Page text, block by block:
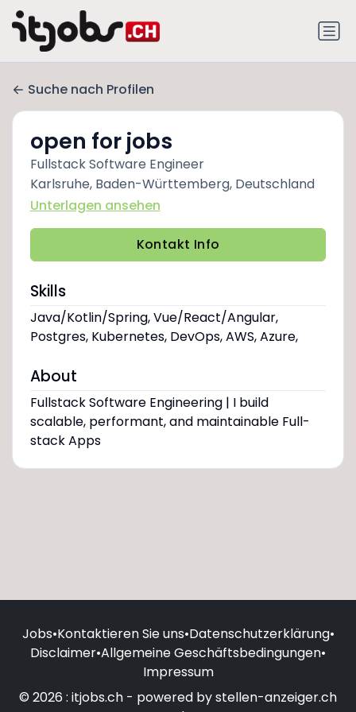
Suche nach Profilen
open for jobs
Fullstack Software Engineer
Karlsruhe, Baden-Württemberg, Deutschland
Unterlagen ansehen
Kontakt Info
Skills
Java/Kotlin/Spring, Vue/React/Angular,
Postgres, Kubernetes, DevOps, AWS, Azure,
About
Fullstack Software Engineering | I build
scalable, performant, and maintainable Full-
stack Apps
Jobs•Kontaktieren Sie uns•Datenschutzerklärung•
Disclaimer•Allgemeine Geschäftsbedingungen•
Impressum
© 2026 : itjobs.ch - powered by stellen-anzeiger.ch